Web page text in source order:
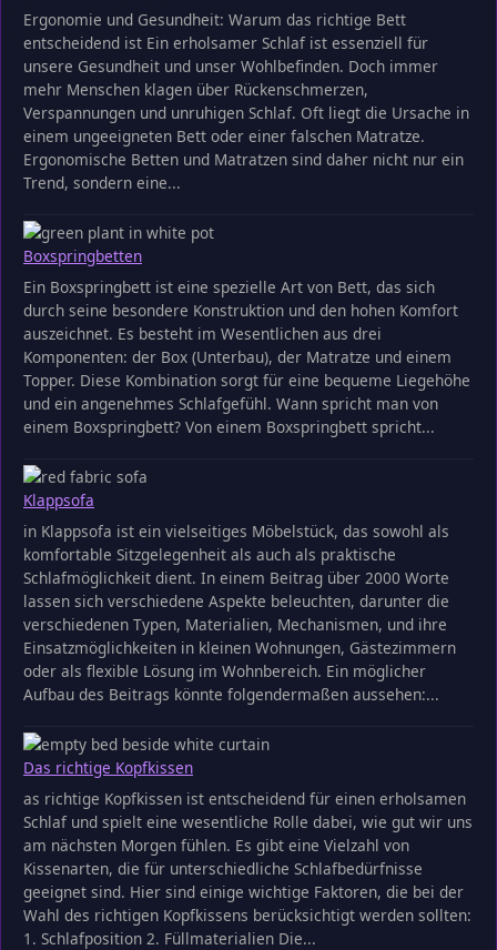
Ergonomie und Gesundheit: Warum das richtige Bett
entscheidend ist Ein erholsamer Schlaf ist essenziell für
unsere Gesundheit und unser Wohlbefinden. Doch immer
mehr Menschen klagen über Rückenschmerzen,
Verspannungen und unruhigen Schlaf. Oft liegt die Ursache in
einem ungeeigneten Bett oder einer falschen Matratze.
Ergonomische Betten und Matratzen sind daher nicht nur ein
Trend, sondern eine...
Boxspringbetten
Ein Boxspringbett ist eine spezielle Art von Bett, das sich
durch seine besondere Konstruktion und den hohen Komfort
auszeichnet. Es besteht im Wesentlichen aus drei
Komponenten: der Box (Unterbau), der Matratze und einem
Topper. Diese Kombination sorgt für eine bequeme Liegehöhe
und ein angenehmes Schlafgefühl. Wann spricht man von
einem Boxspringbett? Von einem Boxspringbett spricht...
Klappsofa
in Klappsofa ist ein vielseitiges Möbelstück, das sowohl als
komfortable Sitzgelegenheit als auch als praktische
Schlafmöglichkeit dient. In einem Beitrag über 2000 Worte
lassen sich verschiedene Aspekte beleuchten, darunter die
verschiedenen Typen, Materialien, Mechanismen, und ihre
Einsatzmöglichkeiten in kleinen Wohnungen, Gästezimmern
oder als flexible Lösung im Wohnbereich. Ein möglicher
Aufbau des Beitrags könnte folgendermaßen aussehen:...
Das richtige Kopfkissen
as richtige Kopfkissen ist entscheidend für einen erholsamen
Schlaf und spielt eine wesentliche Rolle dabei, wie gut wir uns
am nächsten Morgen fühlen. Es gibt eine Vielzahl von
Kissenarten, die für unterschiedliche Schlafbedürfnisse
geeignet sind. Hier sind einige wichtige Faktoren, die bei der
Wahl des richtigen Kopfkissens berücksichtigt werden sollten:
1. Schlafposition 2. Füllmaterialien Die...